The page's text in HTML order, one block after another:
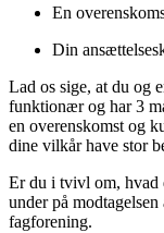
En
Din
Lad os sige, at du og
funktionær og har 3
en overenskomst og
dine vilkår have stor
Er du i tvivl om, hvad
under på
fagforening.